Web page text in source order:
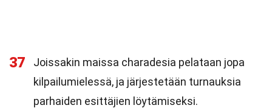
37
Joissakin maissa charadesia pelataan jopa
kilpailumielessä, ja järjestetään turnauksia
parhaiden esittäjien löytämiseksi.